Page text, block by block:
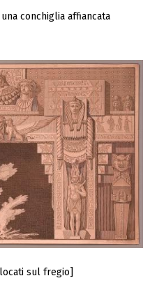
conchiglia affiancata
sul fregio]